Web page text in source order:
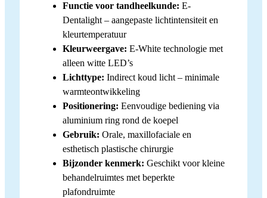
Functie voor tandheelkunde: E-
Dentalight – aangepaste lichtintensiteit en
kleurtemperatuur
Kleurweergave: E-White technologie met
alleen witte LED’s
Lichttype: Indirect koud licht – minimale
warmteontwikkeling
Positionering: Eenvoudige bediening via
aluminium ring rond de koepel
Gebruik: Orale, maxillofaciale en
esthetisch plastische chirurgie
Bijzonder kenmerk: Geschikt voor kleine
behandelruimtes met beperkte
plafondruimte